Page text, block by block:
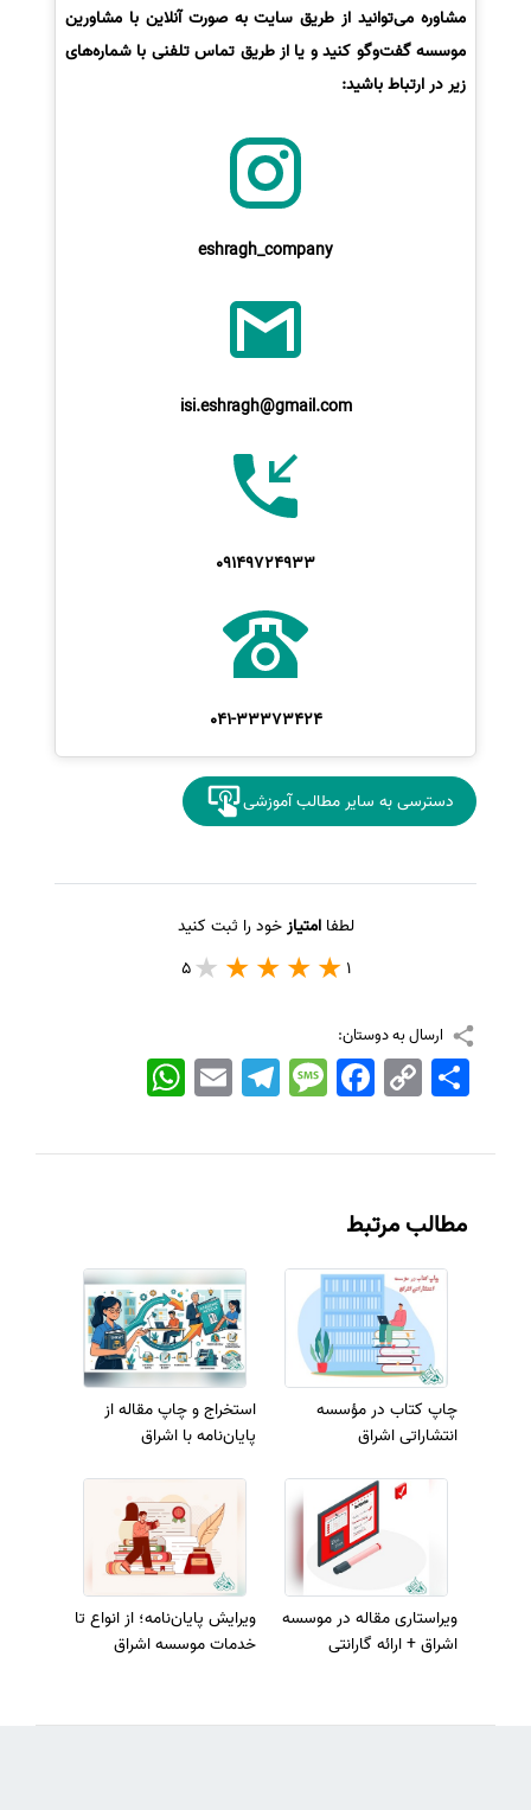
مشاوره می‌توانید از طریق سایت به صورت آنلاین با مشاورین
موسسه گفت‌وگو کنید و یا از طریق تماس تلفنی با شماره‌های
زیر در ارتباط باشید:
eshragh_company
isi.eshragh@gmail.com
09149724933
041-33373424
دسترسی به سایر مطالب آموزشی
لطفاامتیازخود را ثبت کنید
1
5
ارسال به دوستان:
WhatsApp EmailTelegramMessageFacebook Copy
Link
اشتراک
مطالب مرتبط
چاپ کتاب در مؤسسه
انتشاراتی اشراق
استخراج و چاپ مقاله از
پایان‌نامه با اشراق
ویراستاری مقاله در موسسه
اشراق + ارائه گارانتی
ویرایش پایان‌نامه؛ از انواع تا
خدمات موسسه اشراق